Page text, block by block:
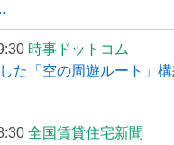
時事ドットコム
た「空の周遊ルート」
全国賃貸住宅新聞